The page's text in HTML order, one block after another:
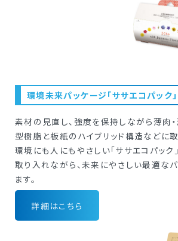
環境未来パッケージ「ササエコパック」
素材の見直し、強度を保持しながら薄肉
型樹脂と板紙のハイブリッド構造などに
環境にも人にもやさしい「ササエコパック
取り入れながら、未来にやさしい最適な
ます。
詳細はこちら